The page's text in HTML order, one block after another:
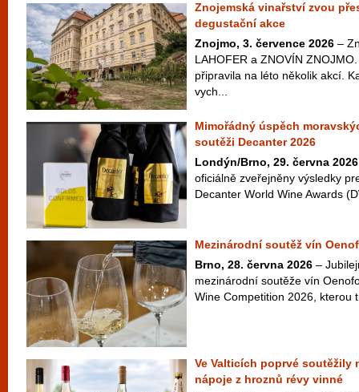
Znojemská vinařství zvou
degustační akce
Znojmo, 3. července 2026 –
LAHOFER a ZNOVÍN
připravila na léto několik akcí.
vych...
Mimořádný úspěch
soutěži Decanter 2026
Londýn/Brno, 29. června 2026
oficiálně zveřejněny výsledky
Decanter World Wine Awards
Mezinárodní soutěž vín
Brno, 28. června 2026 –
mezinárodní soutěže vín
Wine Competition 2026, kterou
Ve Valticích poprvé soutěžily
nápoje z hroznů révy vinné